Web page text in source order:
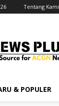
Tentang Kami
& POPULER